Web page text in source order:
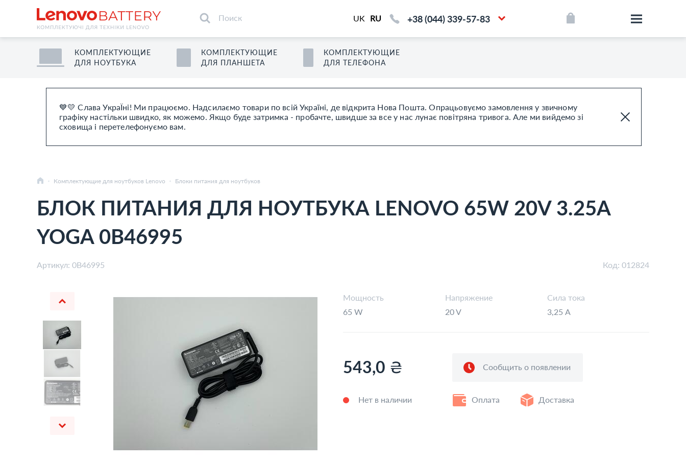
💙💛 Слава УкраЇні! Ми працюємо. Надсилаємо товари по всій Україні, де відкрита Нова Пошта. Опрацьовуємо замовлення у звичному
графіку настільки швидко, як можемо. Якщо буде затримка - пробачте, швидше за все у нас лунає повітряна тривога. Але ми вийдемо зі
сховища і перетелефонуємо вам.
UK RU +38 (044) 339-57-83
КОМПЛЕКТУЮЩИЕ
ДЛЯ
НОУТБУКА
КОМПЛЕКТУЮЩИЕ
ДЛЯ
ПЛАНШЕТА
КОМПЛЕКТУЮЩИЕ
ДЛЯ ТЕЛЕФОН А
Комплектующие для ноутбуков Lenovo Блоки питания для ноутбуков
БЛОК ПИТАНИЯ ДЛЯ НОУТБУКА LENOVO 65W 20V 3.25A
YOGA 0B46995
Артикул: 0B46995 Код: 012824
Мощность
65 W
Напряжение
20 V
Сила тока
3,25 А
543,0 ₴
Нет в наличии
Сообщить о появлении
Оплата Доставка